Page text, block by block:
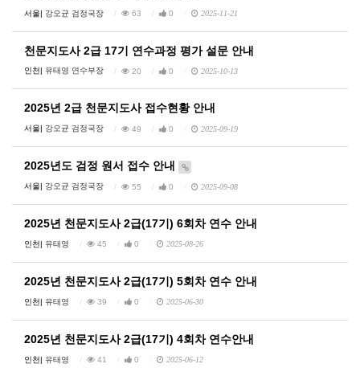
서울| 강오균 검정국장 63 0 2025-11-21
천문지도사 2급 17기 연수과정 평가 설문 안내
인천| 유태영 연수부장 20 0 2025-10-13
2025년 2급 천문지도사 접수현황 안내
서울| 강오균 검정국장 49 0 2025-09-19
2025년도 검정 원서 접수 안내
서울| 강오균 검정국장 55 0 2025-09-08
2025년 천문지도사 2급(17기) 6회차 연수 안내
인천| 유태영 45 0 2025-08-26
2025년 천문지도사 2급(17기) 5회차 연수 안내
인천| 유태영 39 0 2025-06-30
2025년 천문지도사 2급(17기) 4회차 연수안내
인천| 유태영 41 0 2025-06-12